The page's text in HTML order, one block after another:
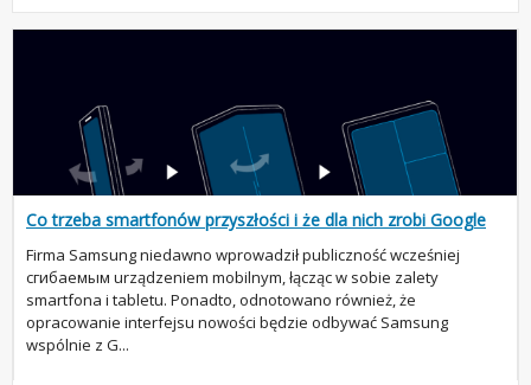
Co trzeba smartfonów przyszłości i że dla nich zrobi Google
Firma Samsung niedawno wprowadził publiczność wcześniej
сгибаемым urządzeniem mobilnym, łącząc w sobie zalety
smartfona i tabletu. Ponadto, odnotowano również, że
opracowanie interfejsu nowości będzie odbywać Samsung
wspólnie z G...